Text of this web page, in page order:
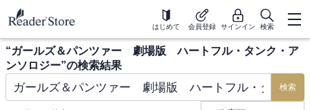
はじめて 会員登録 サインイン 検索
“ガールズ＆パンツァー 劇場版 ハートフル・タンク・ア
ンソロジー”の検索結果
検索